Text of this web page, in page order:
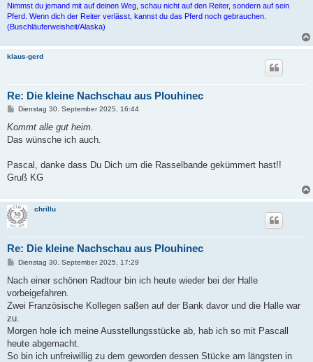
Nimmst du jemand mit auf deinen Weg, schau nicht auf den Reiter, sondern auf sein
Pferd. Wenn dich der Reiter verlässt, kannst du das Pferd noch gebrauchen.
(Buschläuferweisheit/Alaska)
klaus-gerd
Re: Die kleine Nachschau aus Plouhinec
B
i
r
Dienstag 30. September 2025, 16:44
Kommt alle gut heim.
Das wünsche ich auch.
Pascal, danke dass Du Dich um die Rasselbande gekümmert hast!!
Gruß KG
chrillu
Re: Die kleine Nachschau aus Plouhinec
B
i
r
a
Dienstag 30. September 2025, 17:29
Nach einer schönen Radtour bin ich heute wieder bei der Halle
vorbeigefahren.
Zwei Französische Kollegen saßen auf der Bank davor und die Halle war
zu.
Morgen hole ich meine Ausstellungsstücke ab, hab ich so mit Pascall
heute abgemacht.
So bin ich unfreiwillig zu dem geworden dessen Stücke am längsten in